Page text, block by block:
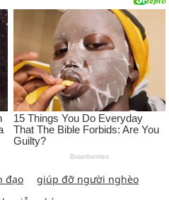
đạo
giúp đỡ người nghèo